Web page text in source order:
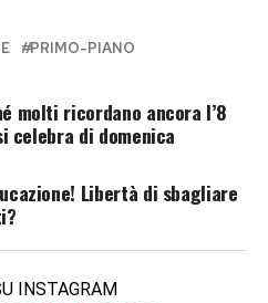
PRIMO-PIANO
molti ricordano ancora l’8
celebra di domenica
Libertà di sbagliare
INSTAGRAM